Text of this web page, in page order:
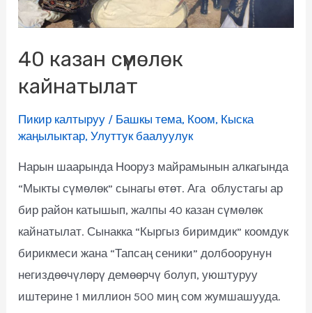
40 казан сүмөлөк
кайнатылат
Пикир калтыруу / Башкы тема, Коом, Кыска
жаңылыктар,Улуттук баалуулук
Нарын шаарында Нооруз майрамынын алкагында
“Мыкты сүмөлөк” сынагы өтөт. Ага облустагы ар
бир район катышып, жалпы 40 казан сүмөлөк
кайнатылат. Сынакка “Кыргыз биримдик” коомдук
бирикмеси жана “Тапсаң сеники” долбоорунун
негиздөөчүлөрү демөөрчү болуп, уюштуруу
иштерине 1 миллион 500 миң сом жумшашууда.